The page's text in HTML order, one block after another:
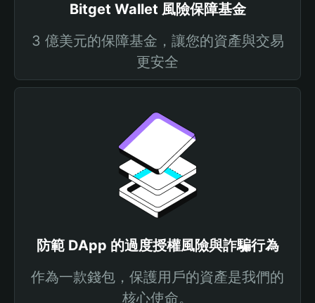
Bitget Wallet 風險保障基金
3 億美元的保障基金，讓您的資產與交易
更安全
防範 DApp 的過度授權風險與詐騙行為
作為一款錢包，保護用戶的資產是我們的
核心使命。